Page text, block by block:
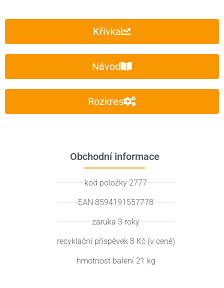
Křivka
Návod
Rozkres
Obchodní informace
kód položky 2777
EAN 8594191557778
záruka 3 roky
recyklační příspěvek 8 Kč (v ceně)
hmotnost balení 21 kg